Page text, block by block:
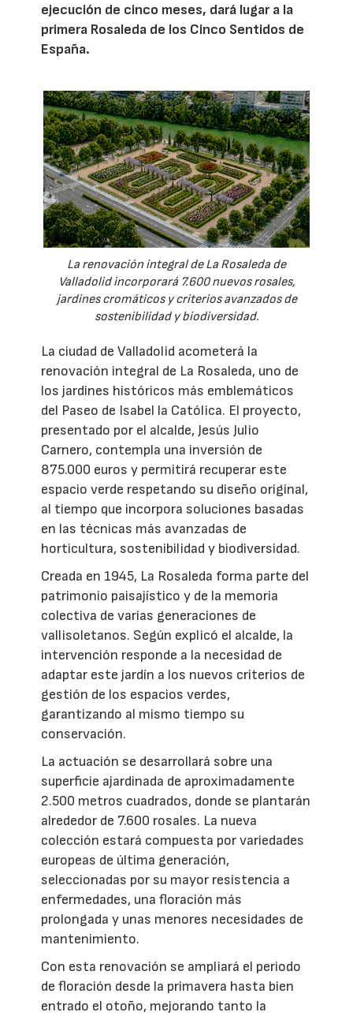
ejecución de cinco meses, dará lugar a la
primera Rosaleda de los Cinco Sentidos de
España.
La renovación integral de La Rosaleda de
Valladolid incorporará 7.600 nuevos rosales,
jardines cromáticos y criterios avanzados de
sostenibilidad y biodiversidad.
La ciudad de Valladolid acometerá la
renovación integral de La Rosaleda, uno de
los jardines históricos más emblemáticos
del Paseo de Isabel la Católica. El proyecto,
presentado por el alcalde, Jesús Julio
Carnero, contempla una inversión de
875.000 euros y permitirá recuperar este
espacio verde respetando su diseño original,
al tiempo que incorpora soluciones basadas
en las técnicas más avanzadas de
horticultura, sostenibilidad y biodiversidad.
Creada en 1945, La Rosaleda forma parte del
patrimonio paisajístico y de la memoria
colectiva de varias generaciones de
vallisoletanos. Según explicó el alcalde, la
intervención responde a la necesidad de
adaptar este jardín a los nuevos criterios de
gestión de los espacios verdes,
garantizando al mismo tiempo su
conservación.
La actuación se desarrollará sobre una
superficie ajardinada de aproximadamente
2.500 metros cuadrados, donde se plantarán
alrededor de 7.600 rosales. La nueva
colección estará compuesta por variedades
europeas de última generación,
seleccionadas por su mayor resistencia a
enfermedades, una floración más
prolongada y unas menores necesidades de
mantenimiento.
Con esta renovación se ampliará el periodo
de floración desde la primavera hasta bien
entrado el otoño, mejorando tanto la